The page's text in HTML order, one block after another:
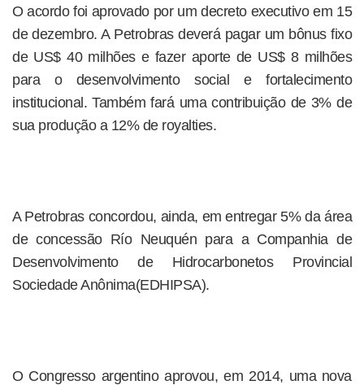
O acordo foi aprovado por um decreto executivo em 15
de dezembro. A Petrobras deverá pagar um bônus fixo
de US$ 40 milhões e fazer aporte de US$ 8 milhões
para o desenvolvimento social e fortalecimento
institucional. Também fará uma contribuição de 3% de
sua produção a 12% de royalties.
A Petrobras concordou, ainda, em entregar 5% da área
de concessão Río Neuquén para a Companhia de
Desenvolvimento de Hidrocarbonetos Provincial
Sociedade Anônima(EDHIPSA).
O Congresso argentino aprovou, em 2014, uma nova